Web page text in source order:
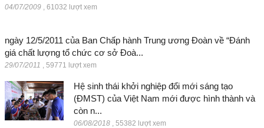
04/07/2009 61032 lượt xem
ngày 12/5/2011 của Ban Chấp hành Trung ương Đoàn về “Đánh
giá chất lượng tổ chức cơ sở Đoà...
29/07/2011 59771 lượt xem
Hệ sinh thái khởi nghiệp đổi mới sáng tạo
(ĐMST) của Việt Nam mới được hình thành và
còn n...
06/08/2018 55382 lượt xem